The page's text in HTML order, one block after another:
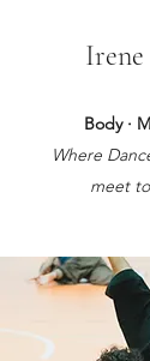
Body ·
Where
meet